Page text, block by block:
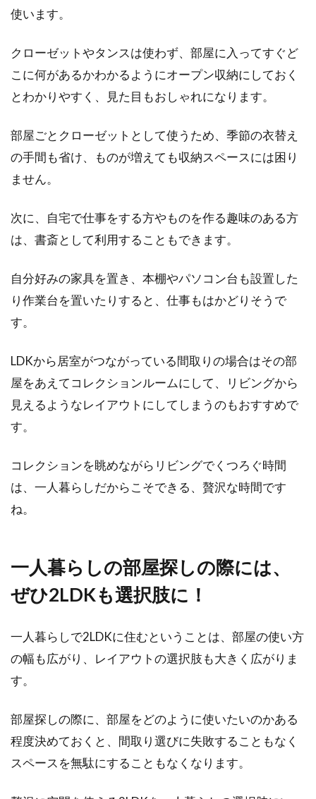
使います。
クローゼットやタンスは使わず、部屋に入ってすぐど
こに何があるかわかるようにオープン収納にしておく
とわかりやすく、見た目もおしゃれになります。
部屋ごとクローゼットとして使うため、季節の衣替え
の手間も省け、ものが増えても収納スペースには困り
ません。
次に、自宅で仕事をする方やものを作る趣味のある方
は、書斎として利用することもできます。
自分好みの家具を置き、本棚やパソコン台も設置した
り作業台を置いたりすると、仕事もはかどりそうで
す。
LDKから居室がつながっている間取りの場合はその部
屋をあえてコレクションルームにして、リビングから
見えるようなレイアウトにしてしまうのもおすすめで
す。
コレクションを眺めながらリビングでくつろぐ時間
は、一人暮らしだからこそできる、贅沢な時間です
ね。
一人暮らしの部屋探しの際には、
ぜひ2LDKも選択肢に！
一人暮らしで2LDKに住むということは、部屋の使い方
の幅も広がり、レイアウトの選択肢も大きく広がりま
す。
部屋探しの際に、部屋をどのように使いたいのかある
程度決めておくと、間取り選びに失敗することもなく
スペースを無駄にすることもなくなります。